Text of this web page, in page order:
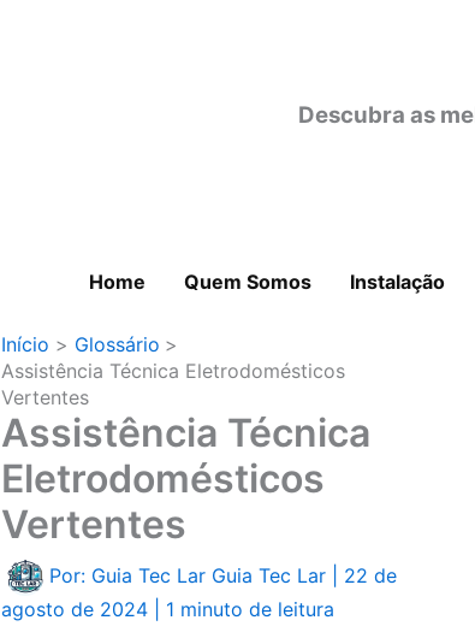
Descubra as
Home Quem Somos Instalação
Início
Glossário
Assistência Técnica Eletrodomésticos
Vertentes
Assistência Técnica
Eletrodomésticos
Vertentes
Por: Guia Tec Lar Guia Tec Lar
22 de
agosto de 2024
1 minuto de leitura